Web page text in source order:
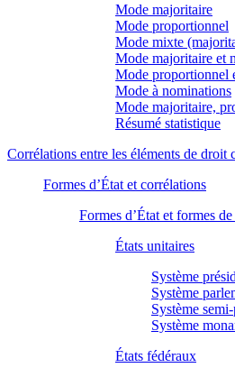
Mode majoritaire
Mode proportionnel
Mode mixte
Mode majoritaire et
Mode proportionnel
Mode à nominations
Mode majoritaire,
Résumé statistique
Corrélations entre les éléments de droit
Formes d’État et corrélations
Formes d’État et formes
États unitaires
Système
Système
Système
Système
États fédéraux